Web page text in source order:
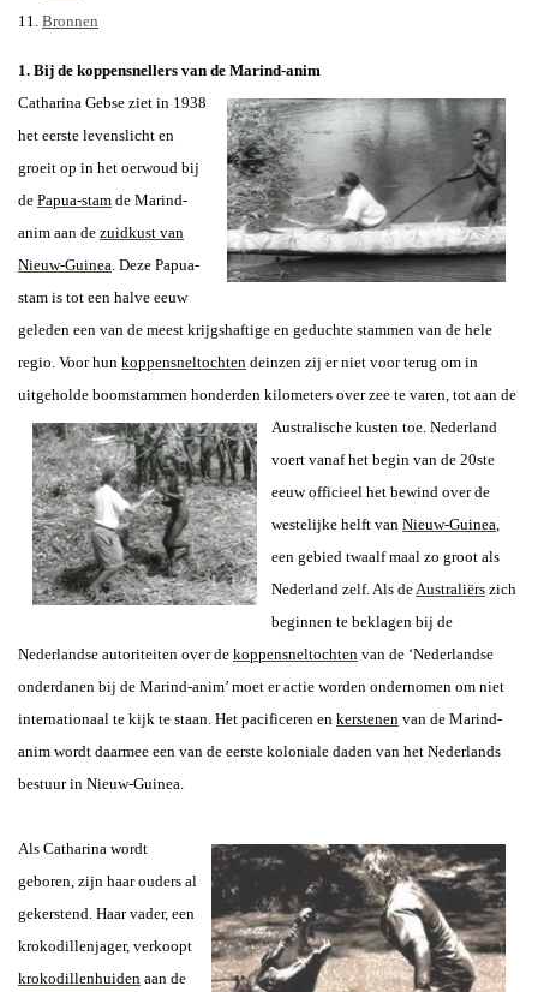
11. Bronnen
1. Bij de koppensnellers van de Marind-anim
Catharina Gebse ziet in 1938
het eerste levenslicht en
groeit op in het oerwoud bij
de Papua-stam de Marind-
anim aan de zuidkust van
Nieuw-Guinea . Deze Papua-
stam is tot een halve eeuw
geleden een van de meest krijgshaftige en geduchte stammen van de hele
regio. Voor hun koppensneltochten deinzen zij er niet voor terug om in
uitgeholde boomstammen honderden kilometers over zee te varen, tot aan de
Australische kusten toe. Nederland
voert vanaf het begin van de 20ste
eeuw officieel het bewind over de
westelijke helft van Nieuw-Guinea
een gebied twaalf maal zo groot als
Nederland zelf. Als de Australiërs zich
beginnen te beklagen bij de
Nederlandse autoriteiten over de koppensneltochten van de ‘Nederlandse
onderdanen bij de Marind-anim’ moet er actie worden ondernomen om niet
internationaal te kijk te staan. Het pacificeren en kerstenen van de Marind-
anim wordt daarmee een van de eerste koloniale daden van het Nederlands
bestuur in Nieuw-Guinea.
Als Catharina wordt
geboren, zijn haar ouders al
gekerstend. Haar vader, een
krokodillenjager, verkoopt
krokodillenhuiden aan de